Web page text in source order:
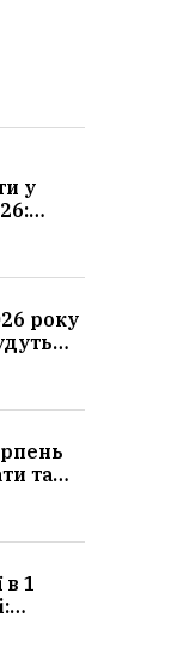
у
року
та
в 1